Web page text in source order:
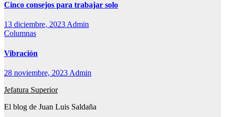
Cinco consejos para trabajar solo
13 diciembre, 2023Admin
Columnas
Vibración
28 noviembre, 2023 Admin
Jefatura Superior
El blog de Juan Luis Saldaña